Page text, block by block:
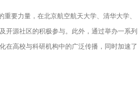
要力量，在北京航空航天大学、清华大学、
开源社区的积极参与。此外，通过举办一系列
在高校与科研机构中的广泛传播，同时加速了